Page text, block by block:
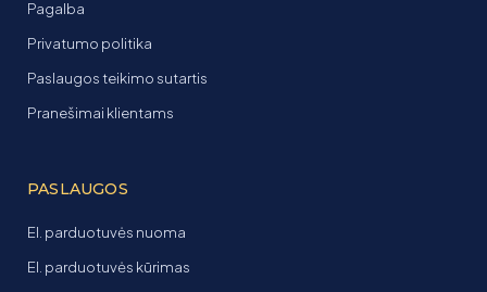
Pagalba
Privatumo politika
Paslaugos teikimo sutartis
Pranešimai klientams
PASLAUGOS
El. parduotuvės nuoma
El. parduotuvės kūrimas